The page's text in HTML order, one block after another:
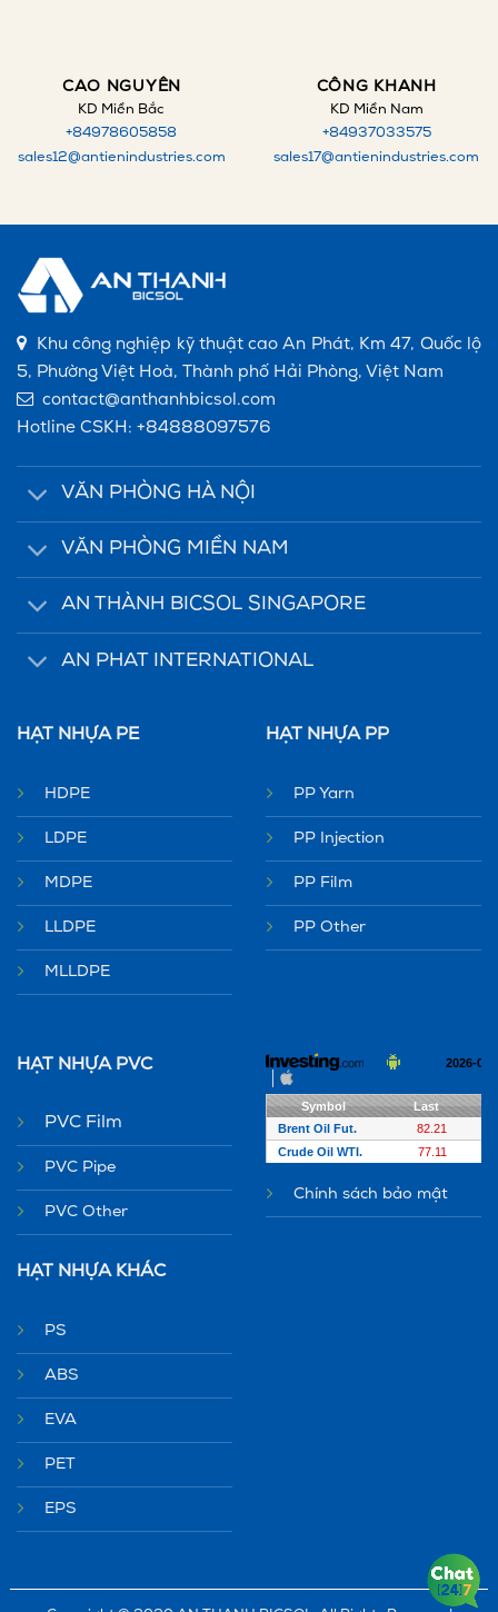
CAO NGUYÊN
KD Miền Bắc
+84978605858
sales12@antienindustries.com
CÔNG KHANH
KD Miền Nam
+84937033575
sales17@antienindustries.com
Khu công nghiệp kỹ thuật cao An Phát, Km 47, Quốc lộ
5, Phường Việt Hoà, Thành phố Hải Phòng, Việt Nam
contact@anthanhbicsol.com
Hotline CSKH: +84888097576
VĂN PHÒNG HÀ NỘI
VĂN PHÒNG MIỀN NAM
AN THÀNH BICSOL SINGAPORE
AN PHAT INTERNATIONAL
HẠT NHỰA PE
HDPE
LDPE
MDPE
LLDPE
MLLDPE
HẠT NHỰA PP
PP Yarn
PP Injection
PP Film
PP Other
HẠT NHỰA PVC
PVC Film
PVC Pipe
PVC Other
HẠT NHỰA KHÁC
PS
ABS
EVA
PET
EPS
Chính sách bảo mật